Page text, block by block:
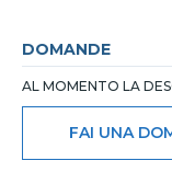
DOMANDE
AL MOMENTO LA
FAI UNA